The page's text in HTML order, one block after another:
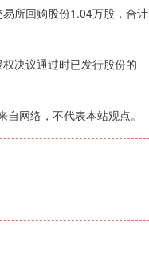
所回购股份1.04万股，合计
决议通过时已发行股份的
网络，不代表本站观点。